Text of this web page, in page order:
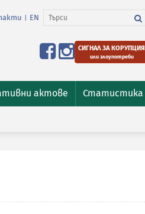
EN
СИГНАЛ ЗА КОРУПЦИЯ
или злоупотреби
актове Статистика